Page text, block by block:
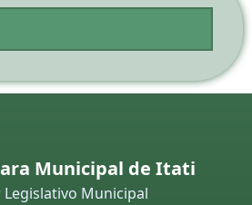
Municipal de Itati
Legislativo Municipal